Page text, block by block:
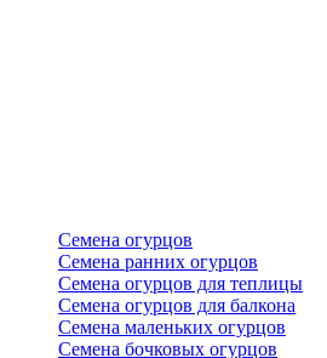
Семена огурцов
Семена ранних огурцов
Семена огурцов для теплицы
Семена огурцов для балкона
Семена маленьких огурцов
Семена бочковых огурцов